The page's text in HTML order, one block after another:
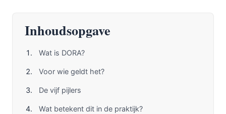
Inhoudsopgave
Wat is DORA?
Voor wie geldt het?
De vijf pijlers
Wat betekent dit in de praktijk?